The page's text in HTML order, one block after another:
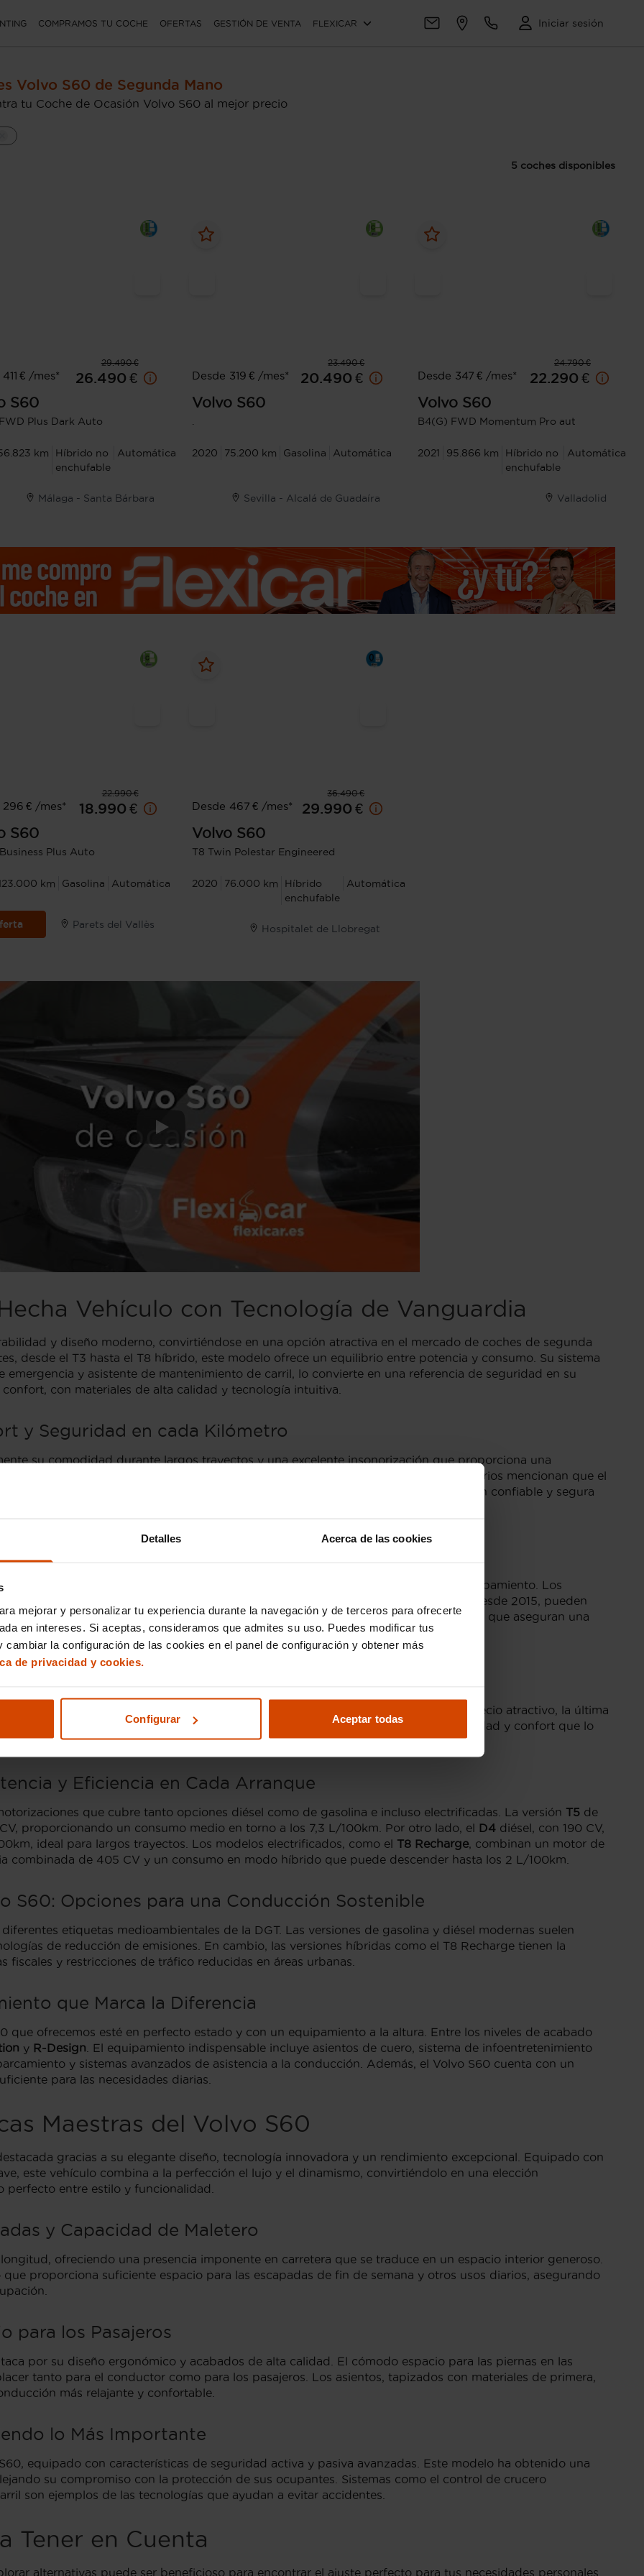
Detalles Acerca de las cookies
mejorar y personalizar tu experiencia durante la navegación y de terceros para ofrecerte
en intereses. Si aceptas, consideramos que admites su uso. Puedes modificar tus
cambiar la configuración de las cookies en el panel de configuración y obtener más
de privacidad y cookies.
Configurar Aceptar todas
COMPRAMOS TU COCHE OFERTAS GESTIÓN DE VENTA FLEXICAR Iniciar sesión
Volvo S60 de Segunda Mano
tu Coche de Ocasión Volvo S60 al mejor precio
5 coches disponibles
29.490 €
€ /mes*
26.490 €
S60
Plus Dark Auto
km
Híbrido no
enchufable
Automática
Málaga - Santa Bárbara
23.490 €
Desde 319 € /mes*
20.490 €
Volvo S60
2020 75.200 km Gasolina Automática
Sevilla - Alcalá de Guadaíra
24.790 €
Desde 347 € /mes*
22.290 €
Volvo S60
B4(G) FWD Momentum Pro aut
2021 95.866 km
Híbrido no
enchufable
Automática
Valladolid
22.990 €
296 € /mes*
18.990 €
S60
Plus Auto
km Gasolina Automática
Parets del Vallès
36.490 €
Desde 467 € /mes*
29.990 €
Volvo S60
T8 Twin Polestar Engineered
2020 76.000 km
Híbrido
enchufable
Automática
Hospitalet de Llobregat
Vehículo con Tecnología de Vanguardia
y diseño moderno, convirtiéndose en una opción atractiva en el mercado de coches de segunda
desde el T3 hasta el T8 híbrido, este modelo ofrece un equilibrio entre potencia y consumo. Su sistema
y asistente de mantenimiento de carril, lo convierte en una referencia de seguridad en su
con materiales de alta calidad y tecnología intuitiva.
y Seguridad en cada Kilómetro
su comodidad durante largos trayectos y una excelente insonorización que proporciona una
el rendimiento del motor y la precisión en la dirección. Sin embargo, algunos usuarios mencionan que el
una interfaz más ágil. A pesar de este detalle, el S60 se mantiene como una opción confiable y segura
Inteligente con Flexicar
mano con precios que pueden variar significativamente en función del año y el equipamiento. Los
en un rango de 25,000 a 35,000 euros, mientras que versiones anteriores, desde 2015, pueden
tu experiencia de compra ofreciendo asesoramiento personalizado y garantías que aseguran una
que Ofrece el Mejor Valor
de los años, pero si buscas el equilibrio perfecto entre tecnología moderna y un precio atractivo, la última
y una conducción suave, este modelo ofrece características avanzadas en seguridad y confort que lo
y Eficiencia en Cada Arranque
que cubre tanto opciones diésel como de gasolina e incluso electrificadas. La versión T5 de
proporcionando un consumo medio en torno a los 7,3 L/100km. Por otro lado, el D4 diésel, con 190 CV,
ideal para largos trayectos. Los modelos electrificados, como el T8 Recharge, combinan un motor de
combinada de 405 CV y un consumo en modo híbrido que puede descender hasta los 2 L/100km.
S60: Opciones para una Conducción Sostenible
etiquetas medioambientales de la DGT. Las versiones de gasolina y diésel modernas suelen
de reducción de emisiones. En cambio, las versiones híbridas como el T8 Recharge tienen la
fiscales y restricciones de tráfico reducidas en áreas urbanas.
que Marca la Diferencia
que ofrecemos esté en perfecto estado y con un equipamiento a la altura. Entre los niveles de acabado
y R-Design . El equipamiento indispensable incluye asientos de cuero, sistema de infoentretenimiento
y sistemas avanzados de asistencia a la conducción. Además, el Volvo S60 cuenta con un
para las necesidades diarias.
Maestras del Volvo S60
gracias a su elegante diseño, tecnología innovadora y un rendimiento excepcional. Equipado con
este vehículo combina a la perfección el lujo y el dinamismo, convirtiéndolo en una elección
perfecto entre estilo y funcionalidad.
y Capacidad de Maletero
ofreciendo una presencia imponente en carretera que se traduce en un espacio interior generoso.
proporciona suficiente espacio para las escapadas de fin de semana y otros usos diarios, asegurando
para los Pasajeros
por su diseño ergonómico y acabados de alta calidad. El cómodo espacio para las piernas en las
tanto para el conductor como para los pasajeros. Los asientos, tapizados con materiales de primera,
más relajante y confortable.
lo Más Importante
equipado con características de seguridad activa y pasiva avanzadas. Este modelo ha obtenido una
su compromiso con la protección de sus ocupantes. Sistemas como el control de crucero
son ejemplos de las tecnologías que ayudan a evitar accidentes.
Tener en Cuenta
alternativas puede ser beneficioso para encontrar el ajuste perfecto para tus necesidades personales.